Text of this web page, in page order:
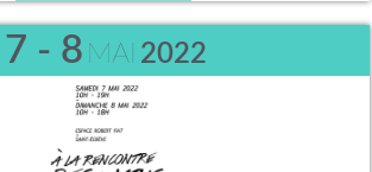
7 - 8 MAI 2022